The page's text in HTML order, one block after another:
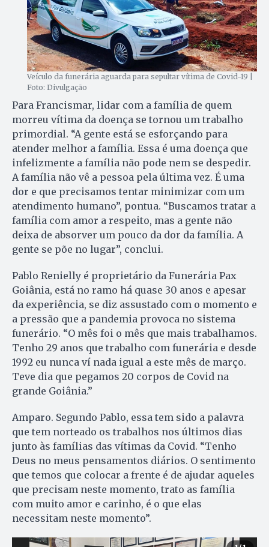
Veículo da funerária aguarda para sepultar vítima de Covid-19 |
Foto: Divulgação
Para Francismar, lidar com a família de quem
morreu vítima da doença se tornou um trabalho
primordial. “A gente está se esforçando para
atender melhor a família. Essa é uma doença que
infelizmente a família não pode nem se despedir.
A família não vê a pessoa pela última vez. É uma
dor e que precisamos tentar minimizar com um
atendimento humano”, pontua. “Buscamos tratar a
família com amor a respeito, mas a gente não
deixa de absorver um pouco da dor da família. A
gente se põe no lugar”, conclui.
Pablo Renielly é proprietário da Funerária Pax
Goiânia, está no ramo há quase 30 anos e apesar
da experiência, se diz assustado com o momento e
a pressão que a pandemia provoca no sistema
funerário. “O mês foi o mês que mais trabalhamos.
Tenho 29 anos que trabalho com funerária e desde
1992 eu nunca ví nada igual a este mês de março.
Teve dia que pegamos 20 corpos de Covid na
grande Goiânia.”
Amparo. Segundo Pablo, essa tem sido a palavra
que tem norteado os trabalhos nos últimos dias
junto às famílias das vítimas da Covid. “Tenho
Deus no meus pensamentos diários. O sentimento
que temos que colocar a frente é de ajudar aqueles
que precisam neste momento, trato as família
com muito amor e carinho, é o que elas
necessitam neste momento”.